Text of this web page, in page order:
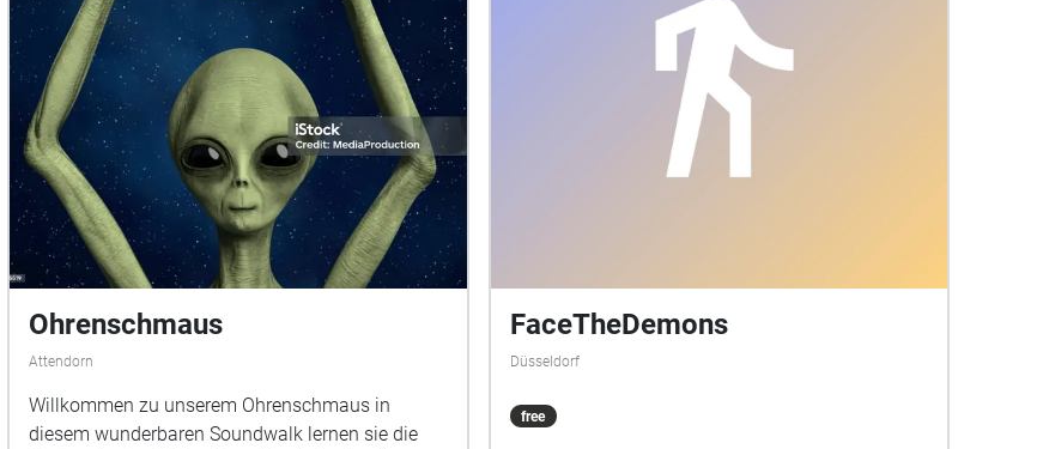
Ohrenschmaus
Attendorn
Willkommen zu unserem Ohrenschmaus in
diesem wunderbaren Soundwalk lernen sie die
FaceTheDemons
Düsseldorf
free